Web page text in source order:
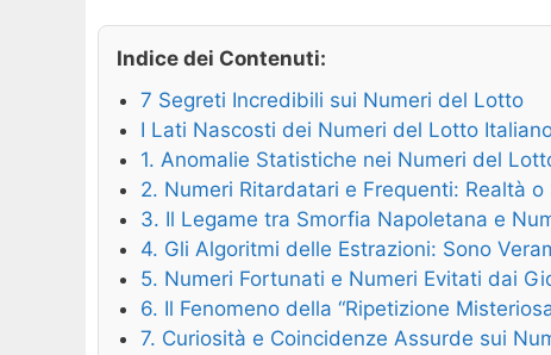
Indice dei Contenuti:
7 Segreti Incredibili sui Numeri del Lotto
I Lati Nascosti dei Numeri del Lotto
1. Anomalie Statistiche nei Numeri del
2. Numeri Ritardatari e Frequenti: Realtà o
3. Il Legame tra Smorfia Napoletana e
4. Gli Algoritmi delle Estrazioni: Sono
5. Numeri Fortunati e Numeri Evitati dai
6. Il Fenomeno della “Ripetizione
7. Curiosità e Coincidenze Assurde sui